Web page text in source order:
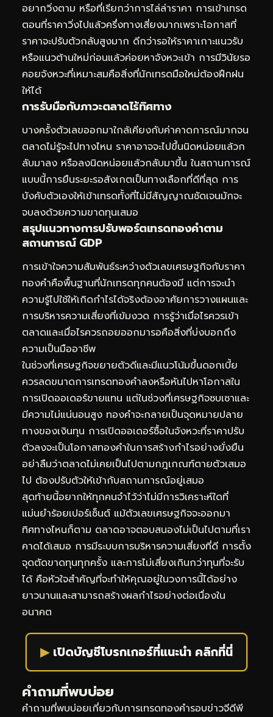
อยากวิ่งตาม หรือที่เรียกว่าการไล่ล่าราคา การเข้าเทรด
ตอนที่ราคาวิ่งไปแล้วครึ่งทางเสี่ยงมากเพราะโอกาสที่
ราคาจะปรับตัวกลับสูงมาก ดีกว่ารอให้ราคาเกาะแนวรับ
หรือแนวต้านใหม่ก่อนแล้วค่อยหาจังหวะเข้า การมีวินัยรอ
คอยจังหวะที่เหมาะสมคือสิ่งที่นักเทรดมือใหม่ต้องฝึกฝน
ให้ได้
การรับมือกับภาวะตลาดไร้ทิศทาง
บางครั้งตัวเลขออกมาใกล้เคียงกับค่าคาดการณ์มากจน
ตลาดไม่รู้จะไปทางไหน ราคาอาจจะไปขึ้นนิดหน่อยแล้วก
ลับมาลง หรือลงนิดหน่อยแล้วกลับมาขึ้น ในสถานการณ์
แบบนี้การยืนระยะรอสังเกตเป็นทางเลือกที่ดีที่สุด การ
บังคับตัวเองให้เข้าเทรดทั้งที่ไม่มีสัญญาณชัดเจนมักจะ
จบลงด้วยความขาดทุนเสมอ
สรุปแนวทางการปรับพอร์ตเทรดทองคำตาม
สถานการณ์ GDP
การเข้าใจความสัมพันธ์ระหว่างตัวเลขเศรษฐกิจกับราคา
ทองคำคือพื้นฐานที่นักเทรดทุกคนต้องมี แต่การจะนำ
ความรู้ไปใช้ให้เกิดกำไรได้จริงต้องอาศัยการวางแผนและ
การบริหารความเสี่ยงที่เข้มงวด การรู้ว่าเมื่อไรควรเข้า
ตลาดและเมื่อไรควรถอยออกมารอคือสิ่งที่บ่งบอกถึง
ความเป็นมืออาชีพ
ในช่วงที่เศรษฐกิจขยายตัวดีและมีแนวโน้มขึ้นดอกเบี้ย
ควรลดขนาดการเทรดทองคำลงหรือหันไปหาโอกาสใน
การเปิดออเดอร์ขายแทน แต่ในช่วงที่เศรษฐกิจซบเซาและ
มีความไม่แน่นอนสูง ทองคำจะกลายเป็นจุดหมายปลาย
ทางของเงินทุน การเปิดออเดอร์ซื้อในจังหวะที่ราคาปรับ
ตัวลงจะเป็นโอกาสทองคำในการสร้างกำไรอย่างยั่งยืน
อย่าลืมว่าตลาดไม่เคยเป็นไปตามกฎเกณฑ์ตายตัวเสมอ
ไป ต้องปรับตัวให้เข้ากับสถานการณ์อยู่เสมอ
สุดท้ายนี้อยากให้ทุกคนจำไว้ว่าไม่มีการวิเคราะห์ใดที่
แม่นยำร้อยเปอร์เซ็นต์ แม้ตัวเลขเศรษฐกิจจะออกมา
ทิศทางไหนก็ตาม ตลาดอาจตอบสนองไม่เป็นไปตามที่เรา
คาดได้เสมอ การมีระบบการบริหารความเสี่ยงที่ดี การตั้ง
จุดตัดขาดทุนทุกครั้ง และการไม่เสี่ยงเกินกว่าทุนที่จะรับ
ได้ คือหัวใจสำคัญที่จะทำให้คุณอยู่ในวงการนี้ได้อย่าง
ยาวนานและสามารถสร้างผลกำไรอย่างต่อเนื่องใน
อนาคต
▶เปิดบัญชีโบรกเกอร์ที่แนะนำ คลิกที่นี่
คำถามที่พบบ่อย
คำถามที่พบบ่อยเกี่ยวกับการเทรดทองคำรอบข่าวจีดีพี